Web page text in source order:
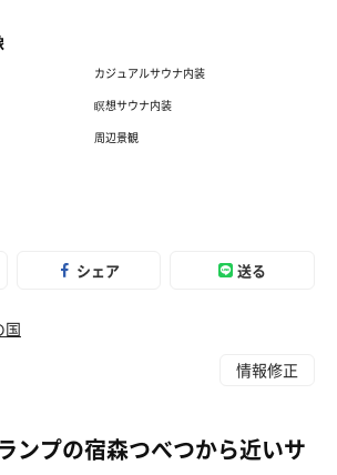
カジュアルサウナ内装
瞑想サウナ内装
周辺景観
シェア 送る
国
情報修正
ンプの宿森つべつから近いサ